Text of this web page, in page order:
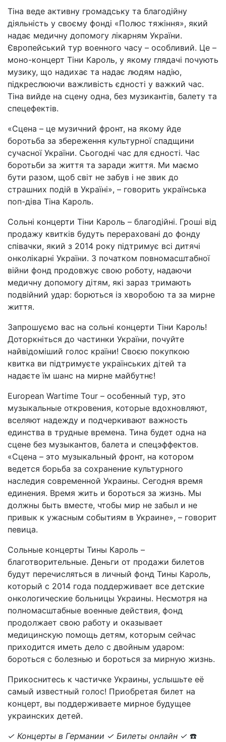
Тiна веде активну громадську та благодійну
діяльність у своєму фонді «Полюс тяжiння», який
надає медичну допомогу лікарням України.
Європейський тур военного часу – особливий. Це –
моно-концерт Тіни Кароль, у якому глядачі почують
музику, що надихає та надає людям надію,
підкреслюючи важливість єдності у важкий час.
Тіна вийде на сцену одна, без музикантів, балету та
спецефектів.
«Сцена – це музичний фронт, на якому йде
боротьба за збереження культурноï спадщини
сучасної України. Сьогодні час для єдності. Час
боротьби за життя та заради життя. Ми маємо
бути разом, щоб світ не забув і не звик до
страшних подiй в Україні», – говорить українська
поп-діва Тіна Кароль.
Сольні концерти Тіни Кароль – благодійні. Грошi від
продажу квитків будуть перераховані до фонду
співачки, який з 2014 року підтримує всі дитячі
онколікарні України. З початком повномасштабної
війни фонд продовжує свою роботу, надаючи
медичну допомогу дітям, які зараз тримають
подвійний удар: борються із хворобою та за мирне
життя.
Запрошуємо вас на сольні концерти Тіни Кароль!
Доторкніться до частинки України, почуйте
найвідоміший голос країни! Своєю покупкою
квитка ви підтримуєте українських дітей та
надаєте їм шанс на мирне майбутнє!
European Wartime Tour – особенный тур, это
музыкальные откровения, которые вдохновляют,
вселяют надежду и подчеркивают важность
единства в трудные времена. Тина будет одна на
сцене без музыкантов, балета и спецэффектов.
«Сцена – это музыкальный фронт, на котором
ведется борьба за сохранение культурного
наследия современной Украины. Сегодня время
единения. Время жить и бороться за жизнь. Мы
должны быть вместе, чтобы мир не забыл и не
привык к ужасным событиям в Украине», – говорит
певица.
Сольные концерты Тины Кароль –
благотворительные. Деньги от продажи билетов
будут перечисляться в личный фонд Тины Кароль,
который с 2014 года поддерживает все детские
онкологические больницы Украины. Несмотря на
полномасштабные военные действия, фонд
продолжает свою работу и оказывает
медицинскую помощь детям, которым сейчас
приходится иметь дело с двойным ударом:
бороться с болезнью и бороться за мирную жизнь.
Прикоснитесь к частичке Украины, услышьте её
самый известный голос! Приобретая билет на
концерт, вы поддерживаете мирное будущее
украинских детей.
✓ Концерты в Германии ✓ Билеты онлайн ✓ ☎️